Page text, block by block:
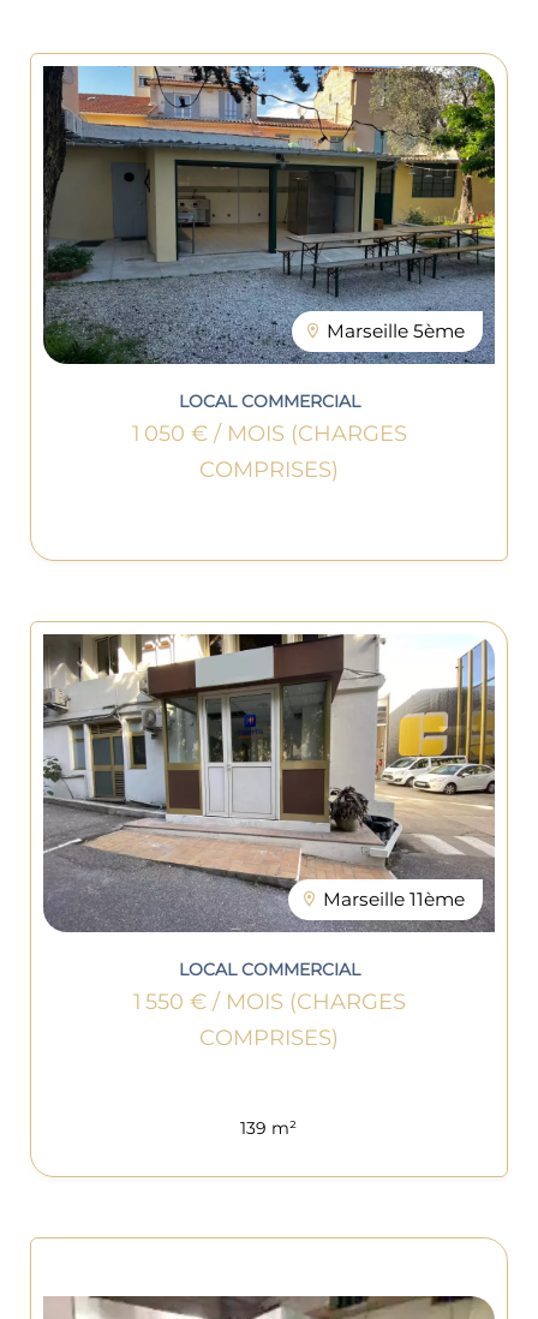
Marseille 5ème
LOCAL COMMERCIAL
1 050 € / MOIS (CHARGES
COMPRISES)
Marseille 11ème
LOCAL COMMERCIAL
1 550 € / MOIS (CHARGES
COMPRISES)
139 m²